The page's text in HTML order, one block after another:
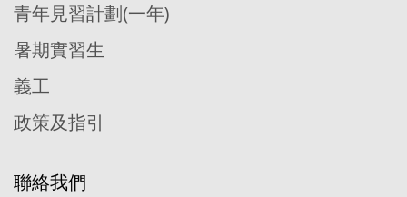
青年見習計劃(一年)
暑期實習生
義工
政策及指引
聯絡我們